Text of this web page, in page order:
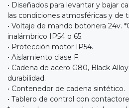
• Diseñados para levantar y bajar
las condiciones atmosféricas y de
• Voltaje de mando botonera 24v.
inalámbrico IP54 o 65.
• Protección motor IP54.
• Aislamiento clase F.
• Cadena de acero G80, Black
durabilidad.
• Contenedor de cadena sintético.
• Tablero de control con